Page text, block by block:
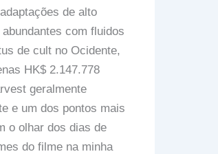
de alto
com fluidos
de cult no Ocidente,
HK$ 2.147.778
geralmente
e um dos pontos mais
o olhar dos dias de
do filme na minha